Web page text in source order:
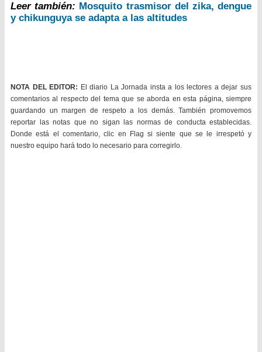
Leer también: Mosquito trasmisor del zika, dengue
y chikunguya se adapta a las altitudes
NOTA DEL EDITOR: El diario La Jornada insta a los lectores a dejar sus
comentarios al respecto del tema que se aborda en esta página, siempre
guardando un margen de respeto a los demás. También promovemos
reportar las notas que no sigan las normas de conducta establecidas.
Donde está el comentario, clic en Flag si siente que se le irrespetó y
nuestro equipo hará todo lo necesario para corregirlo.